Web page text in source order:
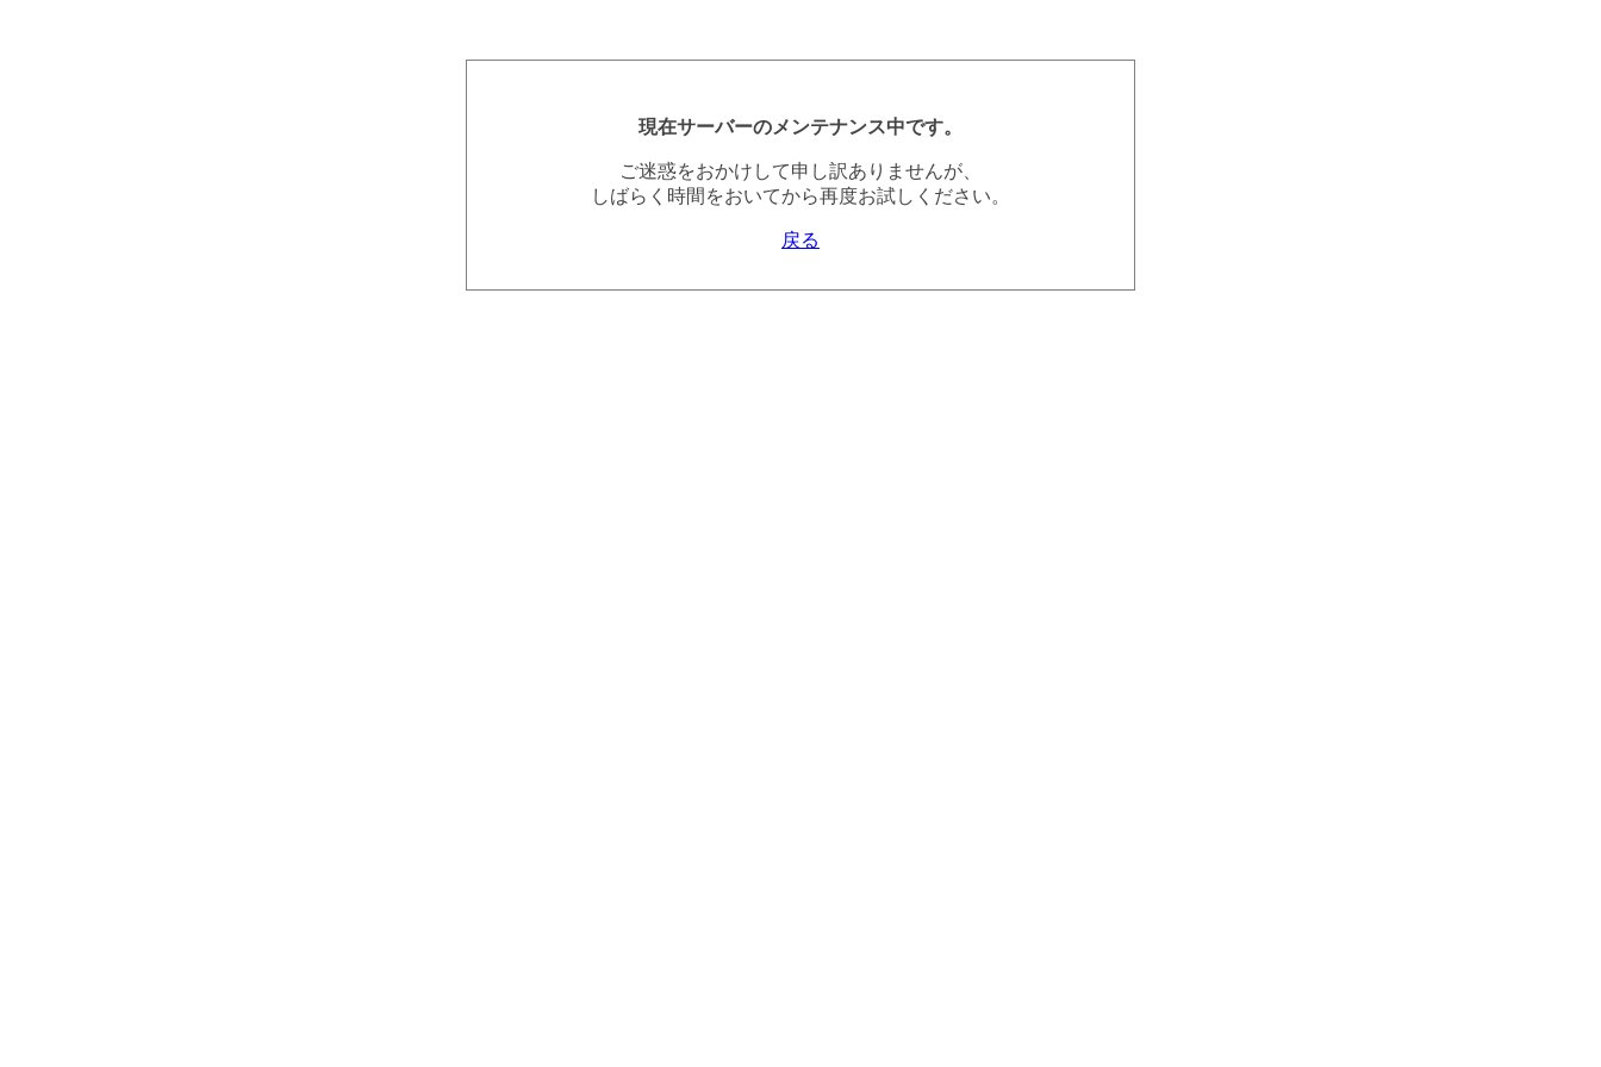
現在サーバーのメンテナンス中です。
ご迷惑をおかけして申し訳ありませんが、
しばらく時間をおいてから再度お試しください。
戻る